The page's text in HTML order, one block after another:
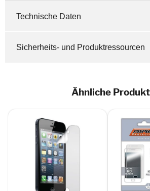
Technische Daten
Sicherheits- und Produktressourcen
Ähnliche